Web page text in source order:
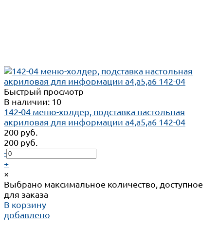
Быстрый просмотр
В наличии: 10
142-04 меню-холдер, подставка настольная
акриловая для информации а4,а5,а6 142-04
200 руб.
200 руб.
-
+
×
Выбрано максимальное количество, доступное
для заказа
В корзину
добавлено